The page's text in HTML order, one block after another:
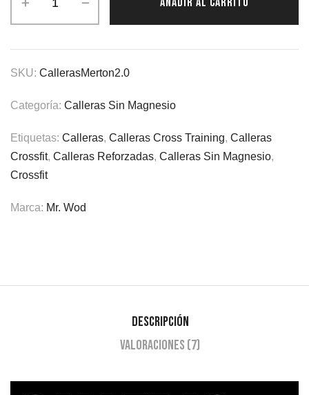
SKU: CallerasMerton2.0
Categoría: Calleras Sin Magnesio
Etiquetas: Calleras, Calleras Cross Training, Calleras
Crossfit, Calleras Reforzadas, Calleras Sin Magnesio,
Crossfit
Marca: Mr. Wod
Descripción
Valoraciones (7)